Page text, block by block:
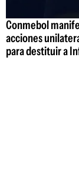
Conmebol
acciones
para destituir a